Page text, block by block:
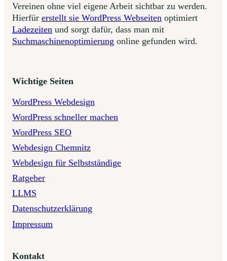
Vereinen ohne viel eigene Arbeit sichtbar zu werden.
Hierfür erstellt sie WordPress Webseiten optimiert
Ladezeiten und sorgt dafür, dass man mit
Suchmaschinenoptimierung online gefunden wird.
Wichtige Seiten
WordPress Webdesign
WordPress schneller machen
WordPress SEO
Webdesign Chemnitz
Webdesign für Selbstständige
Ratgeber
LLMS
Datenschutzerklärung
Impressum
Kontakt